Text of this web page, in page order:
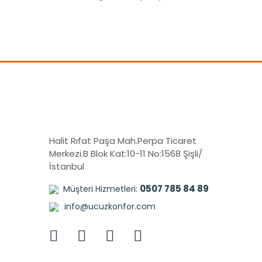
Halit Rıfat Paşa Mah.Perpa Ticaret
Merkezi.B Blok Kat:10-11 No:1568 Şişli/
İstanbul
Müşteri Hizmetleri: 0507 785 84 89
info@ucuzkonfor.com